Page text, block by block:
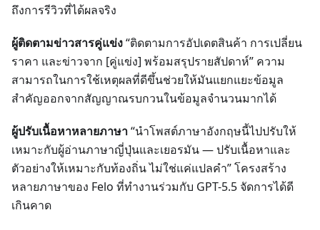
ถึงการรีวิวที่ได้ผลจริง
ผู้ติดตามข่าวสารคู่แข่ง“ติดตามการอัปเดตสินค้า การเปลี่ยน
ราคา และข่าวจาก [คู่แข่ง] พร้อมสรุปรายสัปดาห์” ความ
สามารถในการใช้เหตุผลที่ดีขึ้นช่วยให้มันแยกแยะข้อมูล
สำคัญออกจากสัญญาณรบกวนในข้อมูลจำนวนมากได้
ผู้ปรับเนื้อหาหลายภาษา“นำโพสต์ภาษาอังกฤษนี้ไปปรับให้
เหมาะกับผู้อ่านภาษาญี่ปุ่นและเยอรมัน — ปรับเนื้อหาและ
ตัวอย่างให้เหมาะกับท้องถิ่น ไม่ใช่แค่แปลคำ” โครงสร้าง
หลายภาษาของ Felo ที่ทำงานร่วมกับ GPT-5.5 จัดการได้ดี
เกินคาด